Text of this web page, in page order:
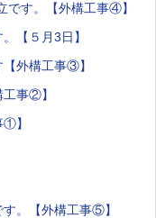
です。【外構工事④】
【５月3日】
外構工事③】
事②】
】
。【外構工事⑤】